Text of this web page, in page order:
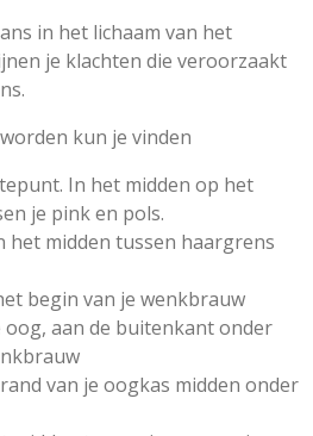
in het lichaam van het
je klachten die veroorzaakt
kun je vinden
In het midden op het
je pink en pols.
het midden tussen haargrens
begin van je wenkbrauw
oog, aan de buitenkant onder
van je oogkas midden onder